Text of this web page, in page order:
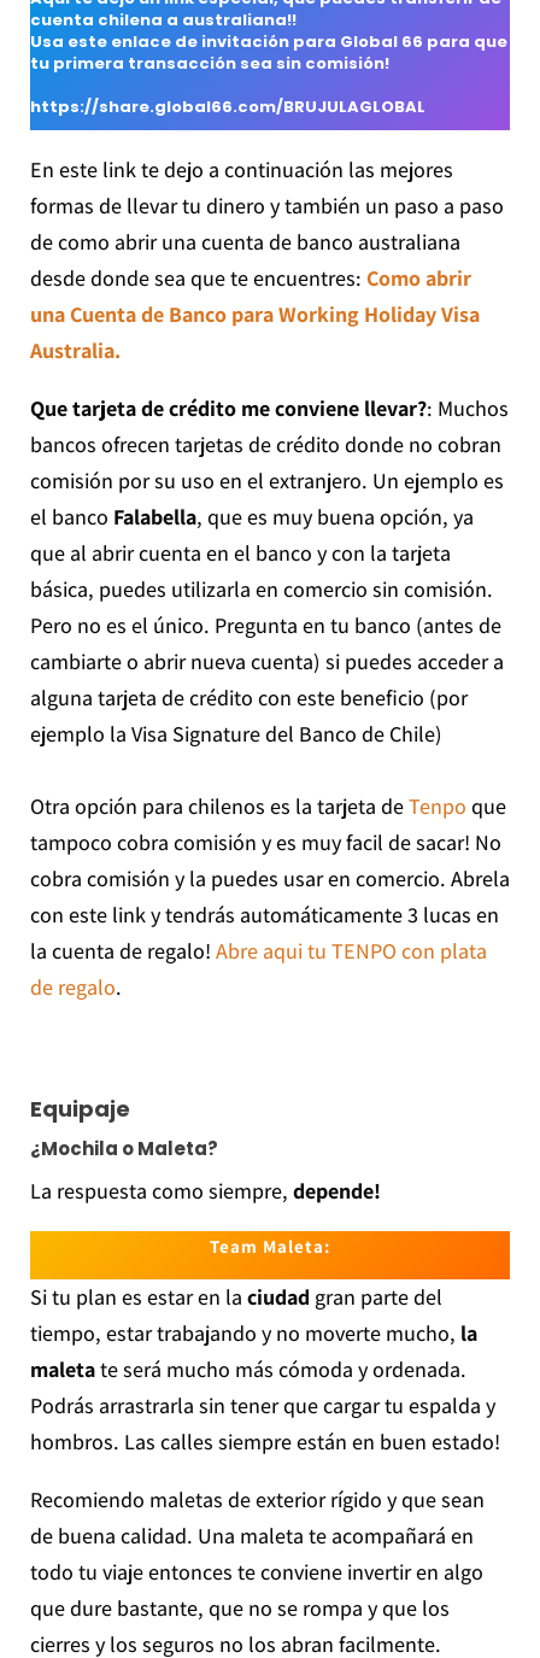
cuenta chilena a australiana!!
Usa este enlace de invitación para Global 66 para que
tu primera transacción sea sin comisión!
https://share.global66.com/BRUJULAGLOBAL
En este link te dejo a continuación las mejores
formas de llevar tu dinero y también un paso a paso
de como abrir una cuenta de banco australiana
desde donde sea que te encuentres: Como abrir
una Cuenta de Banco para Working Holiday Visa
Australia.
Que tarjeta de crédito me conviene llevar?: Muchos
bancos ofrecen tarjetas de crédito donde no cobran
comisión por su uso en el extranjero. Un ejemplo es
el banco Falabella, que es muy buena opción, ya
que al abrir cuenta en el banco y con la tarjeta
básica, puedes utilizarla en comercio sin comisión.
Pero no es el único. Pregunta en tu banco (antes de
cambiarte o abrir nueva cuenta) si puedes acceder a
alguna tarjeta de crédito con este beneficio (por
ejemplo la Visa Signature del Banco de Chile)
Otra opción para chilenos es la tarjeta deTenpo que
tampoco cobra comisión y es muy facil de sacar! No
cobra comisión y la puedes usar en comercio. Abrela
con este link y tendrás automáticamente 3 lucas en
la cuenta de regalo! Abre aqui tu TENPO con plata
de regalo.
Equipaje
¿Mochila o Maleta?
La respuesta como siempre, depende!
Team Maleta:
Si tu plan es estar en la ciudad gran parte del
tiempo, estar trabajando y no moverte mucho, la
maletate será mucho más cómoda y ordenada.
Podrás arrastrarla sin tener que cargar tu espalda y
hombros. Las calles siempre están en buen estado!
Recomiendo maletas de exterior rígido y que sean
de buena calidad. Una maleta te acompañará en
todo tu viaje entonces te conviene invertir en algo
que dure bastante, que no se rompa y que los
cierres y los seguros no los abran facilmente.